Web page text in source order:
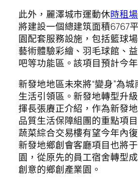
此外，麗澤城市運動休時租
將建設一個總建筑面積6767
園配套服務設施，包括籃球
藝術體驗彩繪、羽毛球館、
吧等功能區。該項目預計今
新發地地區未來將“變身”為
生活引領區。新發地轉型升
揮長張賡正介紹，作為新發
品質生活保障組團的重點項
蔬菜綜合交易樓有望今年內
新發地鄉創會客廳項目也將
園，從原先的員工宿舍轉型
創意的鄉創產業園。